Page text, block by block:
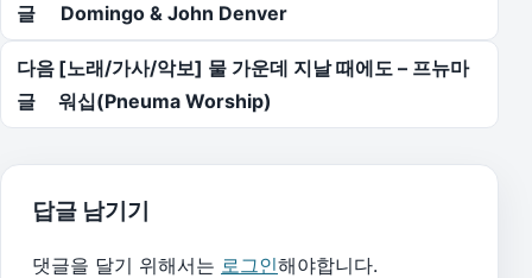
글
Domingo & John Denver
다음
글
[노래/가사/악보] 물 가운데 지날 때에도 – 프뉴마
워십(Pneuma Worship)
답글 남기기
댓글을 달기 위해서는 로그인해야합니다.